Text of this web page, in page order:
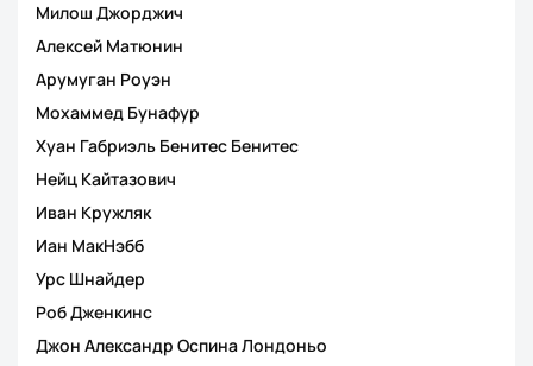
Милош Джорджич
Алексей Матюнин
Арумуган Роуэн
Мохаммед Бунафур
Хуан Габриэль Бенитес Бенитес
Нейц Кайтазович
Иван Кружляк
Иан МакНэбб
Урс Шнайдер
Роб Дженкинс
Джон Александр Оспина Лондоньо